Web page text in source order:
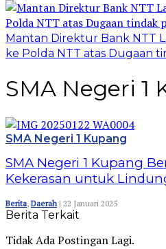
Mantan Direktur Bank NTT
ke Polda NTT atas Dugaan
SMA Negeri 1
SMA Negeri 1 Kupang
SMA Negeri 1 Kupang
Kekerasan untuk
Berita,Daerah| 22 Januari 2025
Berita Terkait
Tidak Ada Postingan Lagi.